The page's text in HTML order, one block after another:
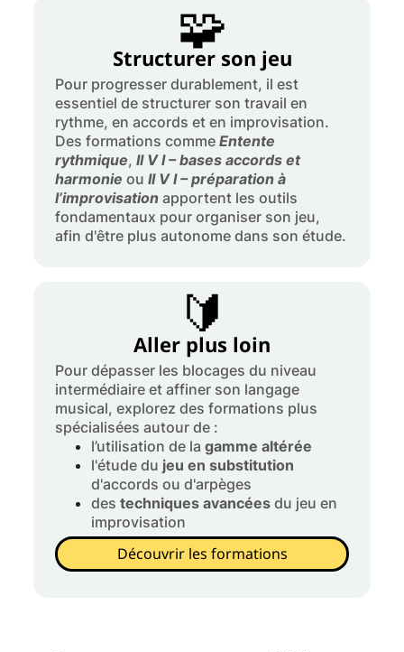
🧩
Structurer son jeu
Pour progresser durablement, il est
essentiel de structurer son travail en
rythme, en accords et en improvisation.
Des formations comme Entente
rythmique, II V I – bases accords et
harmonie ou II V I – préparation à
l’improvisation apportent les outils
fondamentaux pour organiser son jeu,
afin d'être plus autonome dans son étude.
🔰
Aller plus loin
Pour dépasser les blocages du niveau
intermédiaire et affiner son langage
musical, explorez des formations plus
spécialisées autour de :
l’utilisation de la gamme altérée
l'étude du jeu en substitution
d'accords ou d'arpèges
des techniques avancées du jeu en
improvisation
Découvrir les formations